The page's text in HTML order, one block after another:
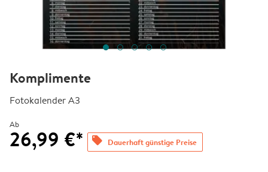
Komplimente
Fotokalender A3
Ab
26,99 €* offers Dauerhaft günstige Preise